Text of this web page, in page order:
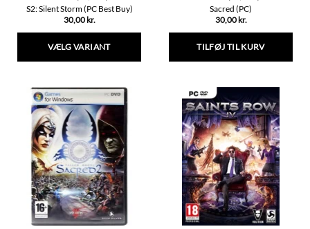
S2: Silent Storm (PC Best Buy)
30,00 kr.
VÆLG VARIANT
har
flere
varianter.
Mulighederne
kan
vælges
på
varesiden
Sacred (PC)
30,00 kr.
TILFØJ TIL KURV